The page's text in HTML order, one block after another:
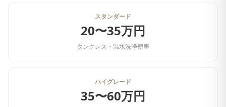
スタンダード
20〜35万円
タンクレス・温水洗浄便座
ハイグレード
35〜60万円